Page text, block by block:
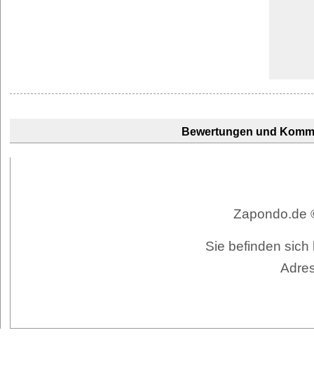
Bewertungen und
Zapondo.de
Sie befinden sich